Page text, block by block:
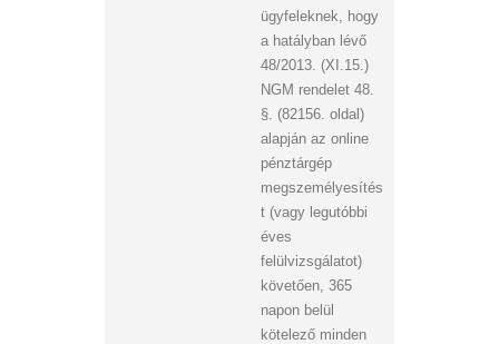
ügyfeleknek, hogy
a hatályban lévő
48/2013. (XI.15.)
NGM rendelet 48.
§. (82156. oldal)
alapján az online
pénztárgép
megszemélyesítés
t (vagy legutóbbi
éves
felülvizsgálatot)
követően, 365
napon belül
kötelező minden